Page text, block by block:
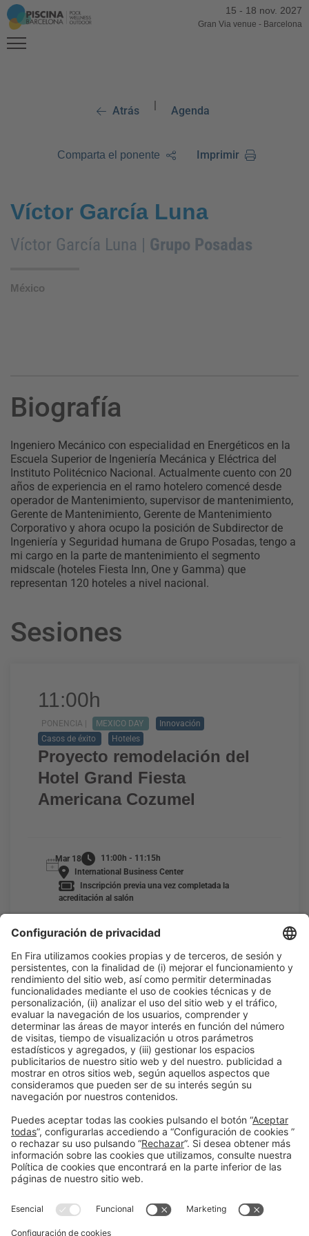
15 - 18 nov. 2027
Gran Via venue - Barcelona
Atrás | Agenda
Comparta el ponente Imprimir
Víctor García Luna
Víctor García Luna | Grupo Posadas
México
Biografía
Ingeniero Mecánico con especialidad en Energéticos en la
Escuela Superior de Ingeniería Mecánica y Eléctrica del
Instituto Politécnico Nacional. Actualmente cuento con 20
años de experiencia en el ramo hotelero comencé desde
operador de Mantenimiento, supervisor de mantenimiento,
Gerente de Mantenimiento, Gerente de Mantenimiento
Corporativo y ahora ocupo la posición de Subdirector de
Ingeniería y Seguridad humana de Grupo Posadas, tengo a
mi cargo en la parte de mantenimiento el segmento
midscale (hoteles Fiesta Inn, One y Gamma) que
representan 120 hoteles a nivel nacional.
Sesiones
11:00h
PONENCIA | MEXICO DAY
Innovación
Casos de éxito
Hoteles
Proyecto remodelación del
Hotel Grand Fiesta
Americana Cozumel
Mar 18
11:00h - 11:15h
International Business Center
Inscripción previa una vez completada la
acreditación al salón
Información generalAviso legalPolítica de privacidad
Política de cookies
#PISCINABARCELONA